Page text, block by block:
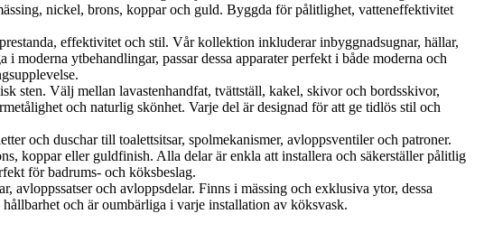
nickel, brons, koppar och guld. Byggda för pålitlighet, vatteneffektivitet
effektivitet och stil. Vår kollektion inkluderar inbyggnadsugnar, hällar,
ytbehandlingar, passar dessa apparater perfekt i både moderna och
sten. Välj mellan lavastenhandfat, tvättställ, kakel, skivor och bordsskivor,
och naturlig skönhet. Varje del är designad för att ge tidlös stil och
och duschar till toalettsitsar, spolmekanismer, avloppsventiler och patroner.
koppar eller guldfinish. Alla delar är enkla att installera och säkerställer pålitlig
för badrums- och köksbeslag.
och avloppsdelar. Finns i mässing och exklusiva ytor, dessa
och är oumbärliga i varje installation av köksvask.